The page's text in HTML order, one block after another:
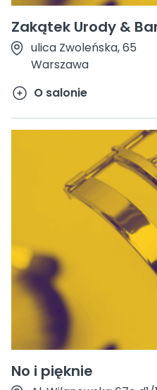
Zakątek Urody &
ulica Zwoleńska, 65
Warszawa
O salonie
No i pięknie